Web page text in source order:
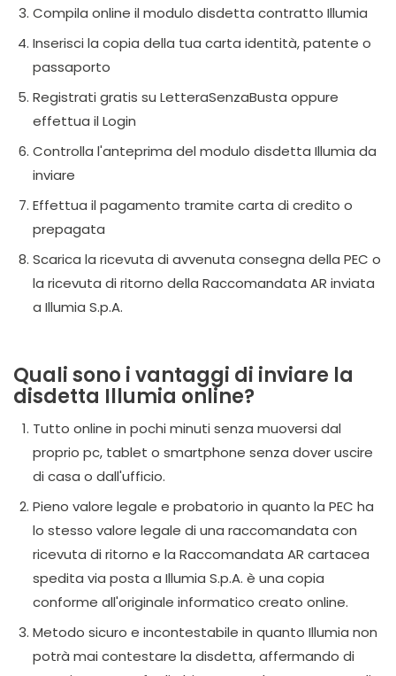
Compila online il modulo disdetta contratto Illumia
Inserisci la copia della tua carta identità, patente o
passaporto
Registrati gratis su LetteraSenzaBusta oppure
effettua il Login
Controlla l'anteprima del modulo disdetta Illumia da
inviare
Effettua il pagamento tramite carta di credito o
prepagata
Scarica la ricevuta di avvenuta consegna della PEC o
la ricevuta di ritorno della Raccomandata AR inviata
a Illumia S.p.A.
Quali sono i vantaggi di inviare la
disdetta Illumia online?
Tutto online in pochi minuti senza muoversi dal
proprio pc, tablet o smartphone senza dover uscire
di casa o dall'ufficio.
Pieno valore legale e probatorio in quanto la PEC ha
lo stesso valore legale di una raccomandata con
ricevuta di ritorno e la Raccomandata AR cartacea
spedita via posta a Illumia S.p.A. è una copia
conforme all'originale informatico creato online.
Metodo sicuro e incontestabile in quanto Illumia non
potrà mai contestare la disdetta, affermando di